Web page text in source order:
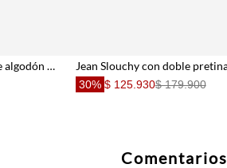
Jean para mujer de denim de algodón azul claro fit recto con lavado degradé
30% $ 125.930$ 179.900
Comentarios